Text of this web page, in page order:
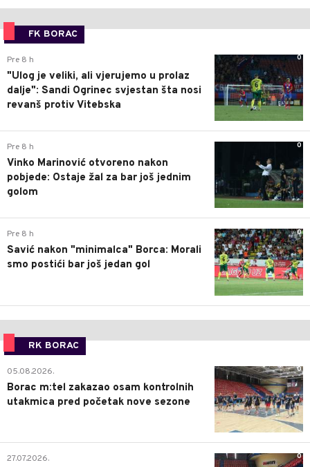
FK BORAC
0
Pre 8 h
"Ulog je veliki, ali vjerujemo u prolaz
dalje": Sandi Ogrinec svjestan šta nosi
revanš protiv Vitebska
0
Pre 8 h
Vinko Marinović otvoreno nakon
pobjede: Ostaje žal za bar još jednim
golom
0
Pre 8 h
Savić nakon "minimalca" Borca: Morali
smo postići bar još jedan gol
RK BORAC
0
05.08.2026.
Borac m:tel zakazao osam kontrolnih
utakmica pred početak nove sezone
0
27.07.2026.